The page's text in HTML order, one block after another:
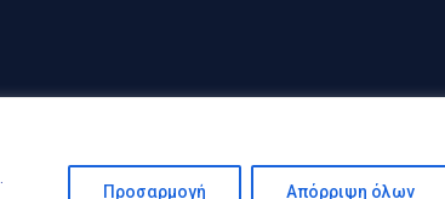
Προσαρμογή Απόρριψη όλων